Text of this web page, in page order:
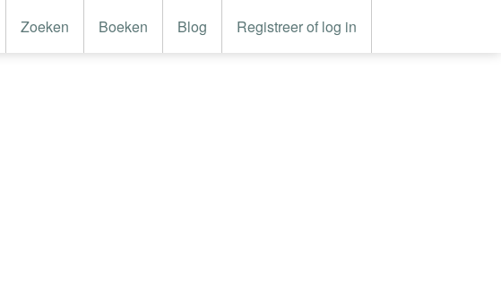
Zoeken Boeken Blog Registreer of log in